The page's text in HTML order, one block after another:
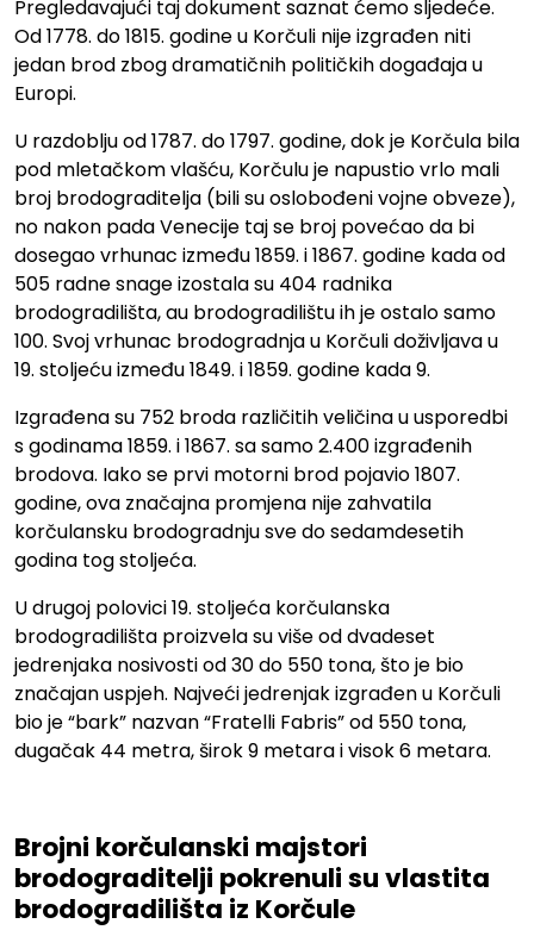
Pregledavajući taj dokument saznat ćemo sljedeće.
Od 1778. do 1815. godine u Korčuli nije izgrađen niti
jedan brod zbog dramatičnih političkih događaja u
Europi.
U razdoblju od 1787. do 1797. godine, dok je Korčula bila
pod mletačkom vlašću, Korčulu je napustio vrlo mali
broj brodograditelja (bili su oslobođeni vojne obveze),
no nakon pada Venecije taj se broj povećao da bi
dosegao vrhunac između 1859. i 1867. godine kada od
505 radne snage izostala su 404 radnika
brodogradilišta, au brodogradilištu ih je ostalo samo
100. Svoj vrhunac brodogradnja u Korčuli doživljava u
19. stoljeću između 1849. i 1859. godine kada 9.
Izgrađena su 752 broda različitih veličina u usporedbi
s godinama 1859. i 1867. sa samo 2.400 izgrađenih
brodova. Iako se prvi motorni brod pojavio 1807.
godine, ova značajna promjena nije zahvatila
korčulansku brodogradnju sve do sedamdesetih
godina tog stoljeća.
U drugoj polovici 19. stoljeća korčulanska
brodogradilišta proizvela su više od dvadeset
jedrenjaka nosivosti od 30 do 550 tona, što je bio
značajan uspjeh. Najveći jedrenjak izgrađen u Korčuli
bio je “bark” nazvan “Fratelli Fabris” od 550 tona,
dugačak 44 metra, širok 9 metara i visok 6 metara.
Brojni korčulanski majstori
brodograditelji pokrenuli su vlastita
brodogradilišta iz Korčule